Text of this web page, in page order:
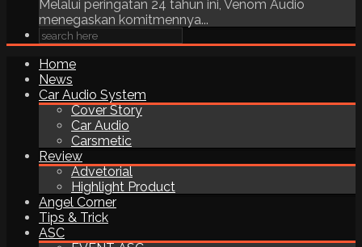
Melalui peringatan 24 tahun ini, Venom Audio
menegaskan komitmennya...
Home
News
Car Audio System
Cover Story
Car Audio
Carsmetic
Review
Advetorial
Highlight Product
Angel Corner
Tips & Trick
ASC